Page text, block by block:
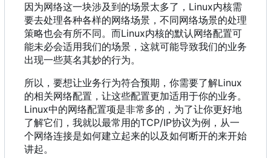
因为网络这一块涉及到的场景太多了 ， Linux内核需
要去处理各种各样的网络场景 ， 不同网络场景的处理
策略也会有所不同。而Linux内核的默认网络配置可
能未必会适用我们的场景 ， 这就可能导致我们的业务
出现一些莫名其妙的行为。
所以 ， 要想让业务行为符合预期 ， 你需要了解Linux
的相关网络配置 ， 让这些配置更加适用于你的业务。
Linux中的网络配置项是非常多的 ， 为了让你更好地
了解它们 ， 我就以最常用的TCP/IP协议为例 ， 从一
个网络连接是如何建立起来的以及如何断开的来开始
讲起。